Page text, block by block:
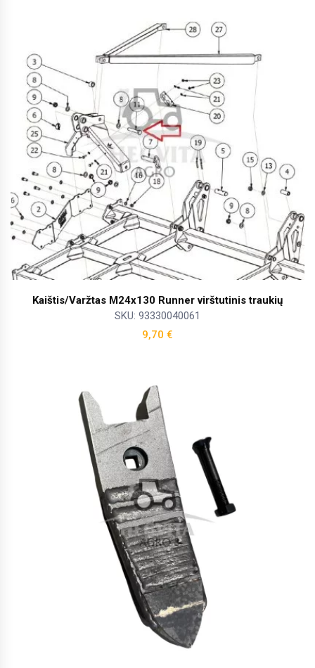
Kaištis/Varžtas M24x130 Runner virštutinis traukių
SKU: 93330040061
9,70 €